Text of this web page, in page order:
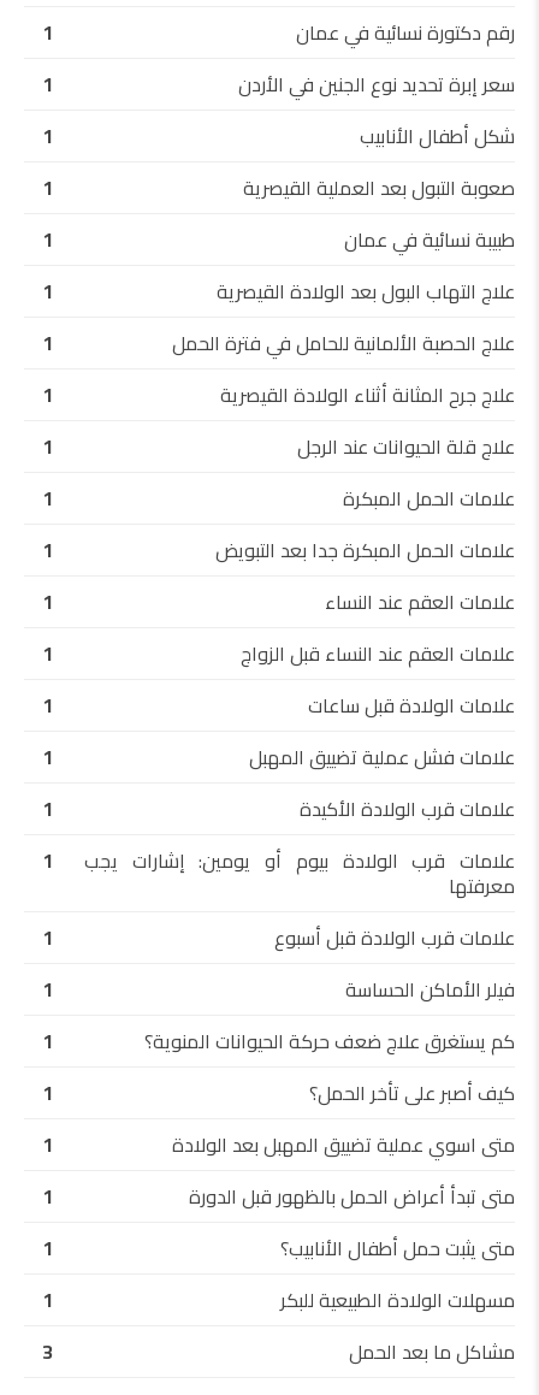
رقم دكتورة نسائية في عمان
1
سعر إبرة تحديد نوع الجنين في الأردن
1
شكل أطفال الأنابيب
1
صعوبة التبول بعد العملية القيصرية
1
طبيبة نسائية في عمان
1
علاج التهاب البول بعد الولادة القيصرية
1
علاج الحصبة الألمانية للحامل في فترة الحمل
1
علاج جرح المثانة أثناء الولادة القيصرية
1
علاج قلة الحيوانات عند الرجل
1
علامات الحمل المبكرة
1
علامات الحمل المبكرة جدا بعد التبويض
1
علامات العقم عند النساء
1
علامات العقم عند النساء قبل الزواج
1
علامات الولادة قبل ساعات
1
علامات فشل عملية تضييق المهبل
1
علامات قرب الولادة الأكيدة
1
علامات قرب الولادة بيوم أو يومين: إشارات يجب
معرفتها
1
علامات قرب الولادة قبل أسبوع
1
فيلر الأماكن الحساسة
1
كم يستغرق علاج ضعف حركة الحيوانات المنوية؟
1
كيف أصبر على تأخر الحمل؟
1
متى اسوي عملية تضييق المهبل بعد الولادة
1
متى تبدأ أعراض الحمل بالظهور قبل الدورة
1
متى يثبت حمل أطفال الأنابيب؟
1
مسهلات الولادة الطبيعية للبكر
1
مشاكل ما بعد الحمل
3